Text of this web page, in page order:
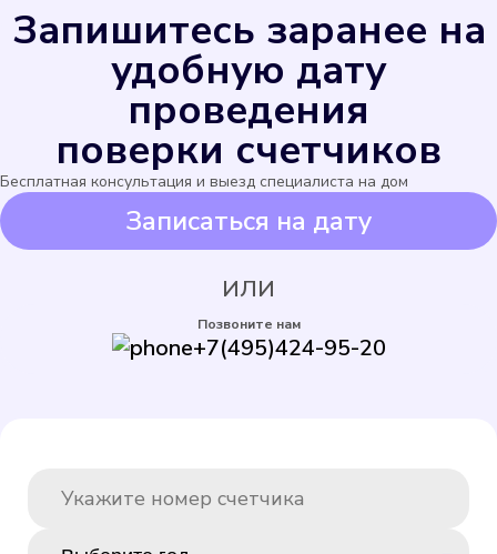
Запишитесь заранее на
удобную дату
проведения
поверки счетчиков
Бесплатная консультация и выезд специалиста на дом
Записаться на дату
ИЛИ
Позвоните нам
+7(495)424-95-20